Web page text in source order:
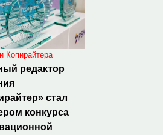
Копирайтера
редактор
стал
конкурса